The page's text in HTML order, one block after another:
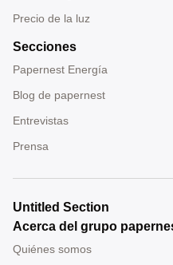
Precio de la luz
Secciones
Papernest Energía
Blog de papernest
Entrevistas
Prensa
Untitled Section
Acerca del grupo
Quiénes somos